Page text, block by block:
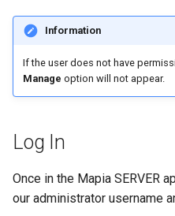
Information
If the user does not have
Manage option will not appear.
Log In
Once in the Mapia SERVER
our administrator username